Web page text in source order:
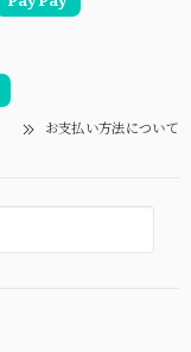
お支払い方法について